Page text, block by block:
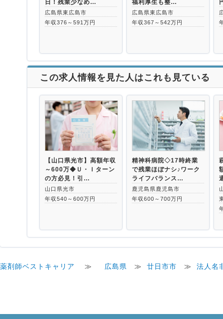
日！残業少なめ…
広島県東広島市
年収376～591万円
福利厚生も整…
広島県東広島市
年収367～542万円
この求人情報を見た人はこれも見ている
【山口県光市】高額年収
～600万◆Ｕ・Ｉターン
の方必見！引…
山口県光市
年収540～600万円
精神科病院◇17時終業
で残業ほぼナシ♪ワーク
ライフバランス…
鹿児島県鹿児島市
年収600～700万円
薬剤師ベストキャリア ≫ 広島県 ≫ 廿日市市 ≫ 法人名